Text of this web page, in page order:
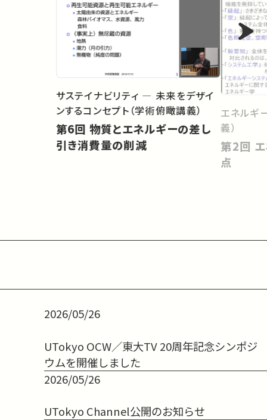
サステイナビリティ ― 未来をデザイ
ンするコンセプト（学術俯瞰講義）
第6回 物質とエネルギーの差し
引き消費量の削減
エネルギ
義）
第2回 エネルギーシステムの視
点
2026/05/26
UTokyo OCW／東大TV 20周年記念シンポジ
ウムを開催しました
2026/05/26
UTokyo Channel公開のお知らせ